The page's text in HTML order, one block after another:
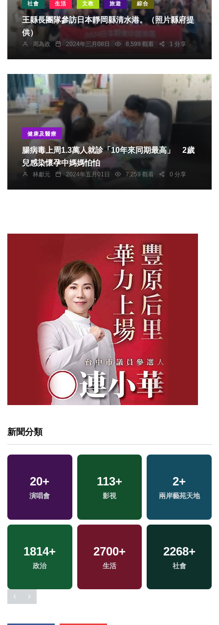
社會 生活 文教 旅遊 綜合
王縣長團隊參訪日本靜岡縣清水港。（照片縣府提
供）
周為政 2024年三月08日 8,599 觀看 1 分享
健康及醫療
腸病毒上周1.3萬人就診「10年來同期最高」 2歲
兒感染懷孕中媽媽怕怕
林獻元 2024年五月01日 7,259 觀看 0 分享
新聞分類
36+
司法放大鏡
66+
兩岸道教文化交流專
706
旅遊
1114+
文教
120+
美食
4+